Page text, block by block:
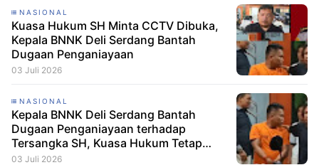
NASIONAL
Kuasa Hukum SH Minta CCTV Dibuka,
Kepala BNNK Deli Serdang Bantah
Dugaan Penganiayaan
03 Juli 2026
NASIONAL
Kepala BNNK Deli Serdang Bantah
Dugaan Penganiayaan terhadap
Tersangka SH, Kuasa Hukum Tetap
Minta CCTV Dibuka
03 Juli 2026